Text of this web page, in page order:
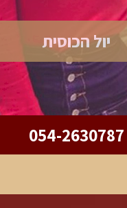
יול הכוסית
054-2630787